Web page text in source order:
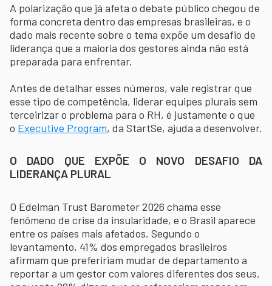
A polarização que já afeta o debate público chegou de
forma concreta dentro das empresas brasileiras, e o
dado mais recente sobre o tema expõe um desafio de
liderança que a maioria dos gestores ainda não está
preparada para enfrentar.
Antes de detalhar esses números, vale registrar que
esse tipo de competência, liderar equipes plurais sem
terceirizar o problema para o RH, é justamente o que
o Executive Program, da StartSe, ajuda a desenvolver.
O DADO QUE EXPÕE O NOVO DESAFIO DA
LIDERANÇA PLURAL
O Edelman Trust Barometer 2026 chama esse
fenômeno de crise da insularidade, e o Brasil aparece
entre os países mais afetados. Segundo o
levantamento, 41% dos empregados brasileiros
afirmam que prefeririam mudar de departamento a
reportar a um gestor com valores diferentes dos seus,